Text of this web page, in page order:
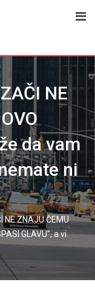
NE
da vam
ni
NE ZNAJU ČEMU
GLAVU”, a vi